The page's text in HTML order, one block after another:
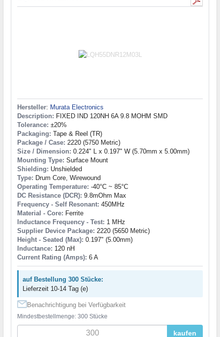
Hersteller: Murata Electronics
Description: FIXED IND 120NH 6A 9.8 MOHM SMD
Tolerance: ±20%
Packaging: Tape & Reel (TR)
Package / Case: 2220 (5750 Metric)
Size / Dimension: 0.224" L x 0.197" W (5.70mm x 5.00mm)
Mounting Type: Surface Mount
Shielding: Unshielded
Type: Drum Core, Wirewound
Operating Temperature: -40°C ~ 85°C
DC Resistance (DCR): 9.8mOhm Max
Frequency - Self Resonant: 450MHz
Material - Core: Ferrite
Inductance Frequency - Test: 1 MHz
Supplier Device Package: 2220 (5650 Metric)
Height - Seated (Max): 0.197" (5.00mm)
Inductance: 120 nH
Current Rating (Amps): 6 A
auf Bestellung 300 Stücke:
Lieferzeit 10-14 Tag (e)
Benachrichtigung bei Verfügbarkeit
Mindestbestellmenge: 300 Stücke
kaufen